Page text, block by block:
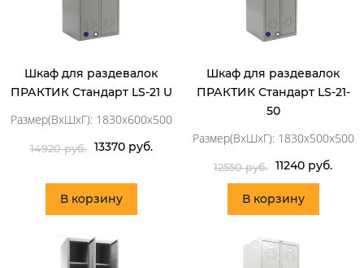
Шкаф для раздевалок
ПРАКТИК Стандарт LS-21 U
Размер(ВхШхГ): 1830x600x500
14920 руб. 13370 руб.
В корзину
Шкаф для раздевалок
ПРАКТИК Стандарт LS-21-
50
Размер(ВхШхГ): 1830x500x500
12550 руб. 11240 руб.
В корзину